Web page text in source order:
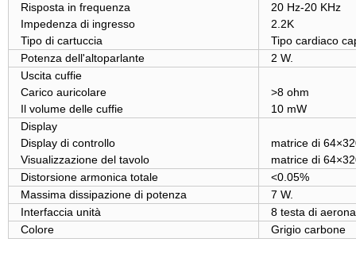
Risposta in frequenza
Impedenza di ingresso
Tipo di cartuccia
20 Hz-20 KHz
2.2K
Tipo cardiaco
Potenza dell'altoparlante
2 W.
Uscita cuffie
Carico auricolare
Il volume delle cuffie
>8 ohm
10 mW
Display
Display di controllo
Visualizzazione del tavolo
matrice di
matrice di
Distorsione armonica totale
<0.05%
Massima dissipazione di potenza
7 W.
Interfaccia unità
8 testa di
Colore
Grigio carbone